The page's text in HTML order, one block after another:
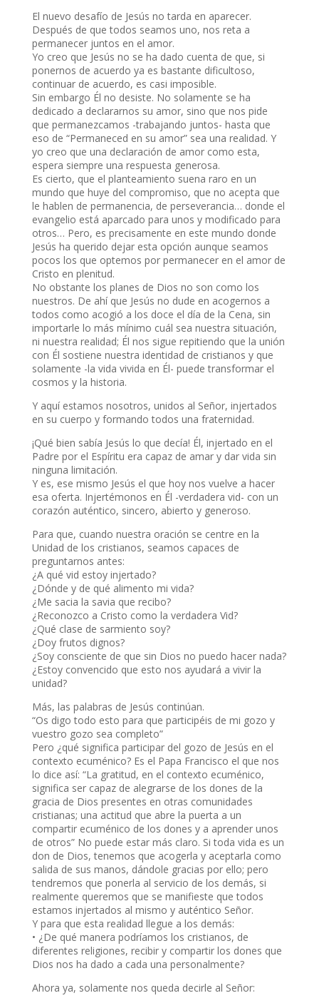
El nuevo desafío de Jesús no tarda en aparecer.
Después de que todos seamos uno, nos reta a
permanecer juntos en el amor.
Yo creo que Jesús no se ha dado cuenta de que, si
ponernos de acuerdo ya es bastante dificultoso,
continuar de acuerdo, es casi imposible.
Sin embargo Él no desiste. No solamente se ha
dedicado a declararnos su amor, sino que nos pide
que permanezcamos -trabajando juntos- hasta que
eso de “Permaneced en su amor” sea una realidad. Y
yo creo que una declaración de amor como esta,
espera siempre una respuesta generosa.
Es cierto, que el planteamiento suena raro en un
mundo que huye del compromiso, que no acepta que
le hablen de permanencia, de perseverancia… donde el
evangelio está aparcado para unos y modificado para
otros… Pero, es precisamente en este mundo donde
Jesús ha querido dejar esta opción aunque seamos
pocos los que optemos por permanecer en el amor de
Cristo en plenitud.
No obstante los planes de Dios no son como los
nuestros. De ahí que Jesús no dude en acogernos a
todos como acogió a los doce el día de la Cena, sin
importarle lo más mínimo cuál sea nuestra situación,
ni nuestra realidad; Él nos sigue repitiendo que la unión
con Él sostiene nuestra identidad de cristianos y que
solamente -la vida vivida en Él- puede transformar el
cosmos y la historia.
Y aquí estamos nosotros, unidos al Señor, injertados
en su cuerpo y formando todos una fraternidad.
¡Qué bien sabía Jesús lo que decía! Él, injertado en el
Padre por el Espíritu era capaz de amar y dar vida sin
ninguna limitación.
Y es, ese mismo Jesús el que hoy nos vuelve a hacer
esa oferta. Injertémonos en Él -verdadera vid- con un
corazón auténtico, sincero, abierto y generoso.
Para que, cuando nuestra oración se centre en la
Unidad de los cristianos, seamos capaces de
preguntarnos antes:
¿A qué vid estoy injertado?
¿Dónde y de qué alimento mi vida?
¿Me sacia la savia que recibo?
¿Reconozco a Cristo como la verdadera Vid?
¿Qué clase de sarmiento soy?
¿Doy frutos dignos?
¿Soy consciente de que sin Dios no puedo hacer nada?
¿Estoy convencido que esto nos ayudará a vivir la
unidad?
Más, las palabras de Jesús continúan.
“Os digo todo esto para que participéis de mi gozo y
vuestro gozo sea completo”
Pero ¿qué significa participar del gozo de Jesús en el
contexto ecuménico? Es el Papa Francisco el que nos
lo dice así: “La gratitud, en el contexto ecuménico,
significa ser capaz de alegrarse de los dones de la
gracia de Dios presentes en otras comunidades
cristianas; una actitud que abre la puerta a un
compartir ecuménico de los dones y a aprender unos
de otros” No puede estar más claro. Si toda vida es un
don de Dios, tenemos que acogerla y aceptarla como
salida de sus manos, dándole gracias por ello; pero
tendremos que ponerla al servicio de los demás, si
realmente queremos que se manifieste que todos
estamos injertados al mismo y auténtico Señor.
Y para que esta realidad llegue a los demás:
• ¿De qué manera podríamos los cristianos, de
diferentes religiones, recibir y compartir los dones que
Dios nos ha dado a cada una personalmente?
Ahora ya, solamente nos queda decirle al Señor: